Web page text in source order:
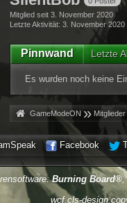
Mitglied seit 3. November 2020
Letzte Aktivität 3. November 2020
Pinnwand Letzte
Es wurden noch keine
GameModeON Mitglieder
»
Facebook
Burning Board®,
wcf.cls-